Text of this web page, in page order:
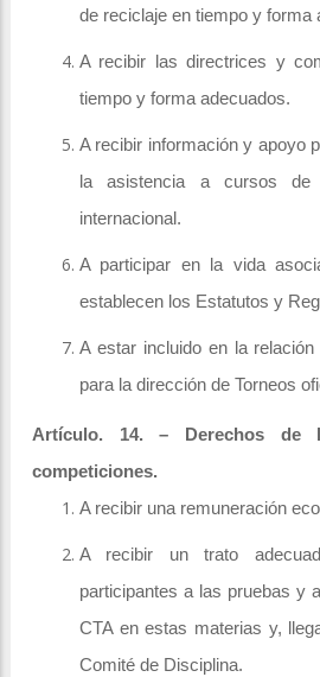
de reciclaje en tiempo y forma
A recibir las directrices y
tiempo y forma adecuados.
A recibir información y apoyo
la asistencia a cursos de
internacional.
A participar en la vida
establecen los Estatutos y
A estar incluido en la
para la dirección de Torneos
Artículo. 14. – Derechos de
competiciones.
A recibir una remuneración
A recibir un trato
participantes a las pruebas y
CTA en estas materias y,
Comité de Disciplina.